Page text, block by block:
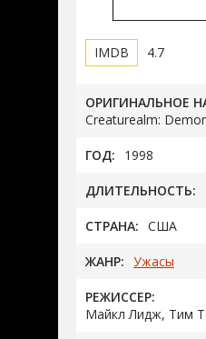
4.7
ОРИГИНАЛЬНОЕ
Creaturealm:
ГОД: 1998
ДЛИТЕЛЬНОСТЬ:
СТРАНА: США
ЖАНР: Ужасы
РЕЖИССЕР:
Майкл Лидж, Тим